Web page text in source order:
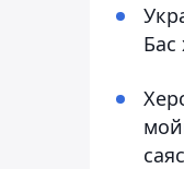
Бас